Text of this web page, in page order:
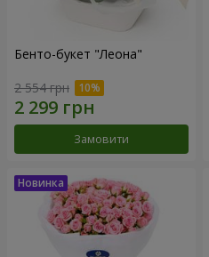
Бенто-букет "Леона"
2 554 грн
Замовити